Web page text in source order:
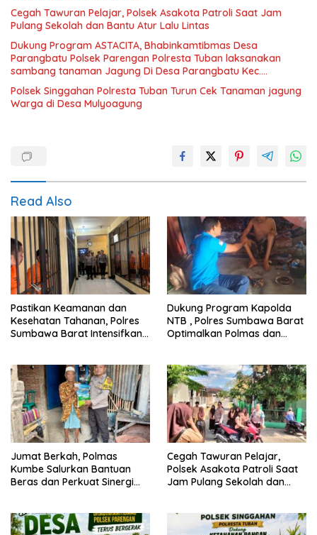
Cegah Tawuran Pelajar, Polsek Asakota Patroli Saat Jam
Pulang Sekolah dan Bantu Atur Lalu Lintas
Dukung Program ASTACITA, Bhabinkamtibmas Desa
Parangbatu Polsek Parengan Polresta Tuban laksanakan
sambang tanaman Jagung Di Desa Parangbatu Kec.
Parengan
Polsek Singgahan Polresta Tuban Turun Cek Tanaman jagung
Warga di Desa Mulyoagung
Read Also
Pastikan Keamanan dan
Kesehatan Tahanan, Polres
Sumbawa Barat Intensifkan
Dukung Program Kapolda
NTB , Polres Sumbawa Barat
Optimalkan Polmas dan
Jumat Berkah, Polmas
Kumbe Salurkan Bantuan
Beras dan Perkuat Sinergi
Cegah Tawuran Pelajar,
Polsek Asakota Patroli Saat
Jam Pulang Sekolah dan